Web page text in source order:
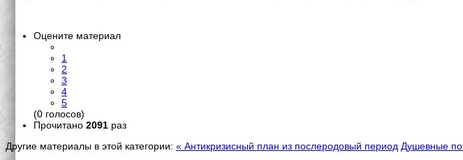
Оцените материал
1
2
3
4
5
(0 голосов)
Прочитано 2091 раз
Другие материалы в этой категории: « Антикризисный план из послеродовый период Душевные